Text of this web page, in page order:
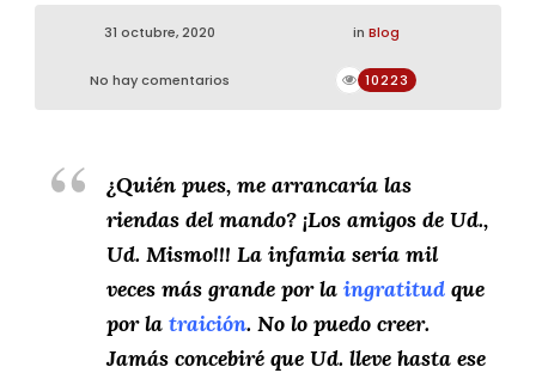
31 octubre, 2020 in Blog
No hay comentarios 10223
¿Quién pues, me arrancaría las
riendas del mando? ¡Los amigos de Ud.,
Ud. Mismo!!! La infamia sería mil
veces más grande por la ingratitud que
por la traición. No lo puedo creer.
Jamás concebiré que Ud. lleve hasta ese